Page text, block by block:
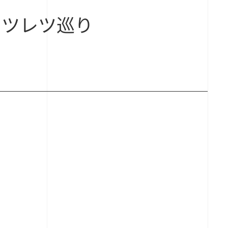
レツ巡り